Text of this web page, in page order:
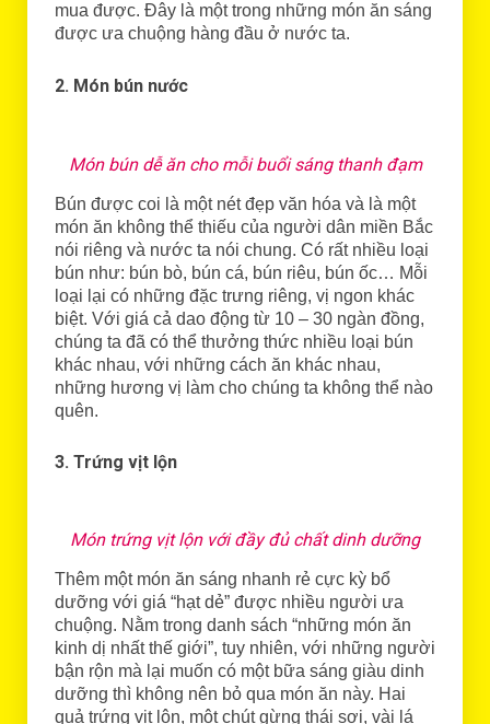
mua được. Đây là một trong những món ăn sáng
được ưa chuộng hàng đầu ở nước ta.
2. Món bún nước
Món bún dễ ăn cho mỗi buổi sáng thanh đạm
Bún được coi là một nét đẹp văn hóa và là một
món ăn không thể thiếu của người dân miền Bắc
nói riêng và nước ta nói chung. Có rất nhiều loại
bún như: bún bò, bún cá, bún riêu, bún ốc… Mỗi
loại lại có những đặc trưng riêng, vị ngon khác
biệt. Với giá cả dao động từ 10 – 30 ngàn đồng,
chúng ta đã có thể thưởng thức nhiều loại bún
khác nhau, với những cách ăn khác nhau,
những hương vị làm cho chúng ta không thể nào
quên.
3. Trứng vịt lộn
Món trứng vịt lộn với đầy đủ chất dinh dưỡng
Thêm một món ăn sáng nhanh rẻ cực kỳ bổ
dưỡng với giá “hạt dẻ” được nhiều người ưa
chuộng. Nằm trong danh sách “những món ăn
kinh dị nhất thế giới”, tuy nhiên, với những người
bận rộn mà lại muốn có một bữa sáng giàu dinh
dưỡng thì không nên bỏ qua món ăn này. Hai
quả trứng vịt lộn, một chút gừng thái sợi, vài lá